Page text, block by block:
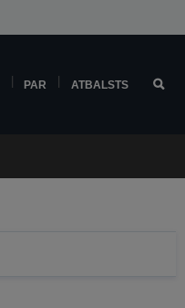
PAR ATBALSTS